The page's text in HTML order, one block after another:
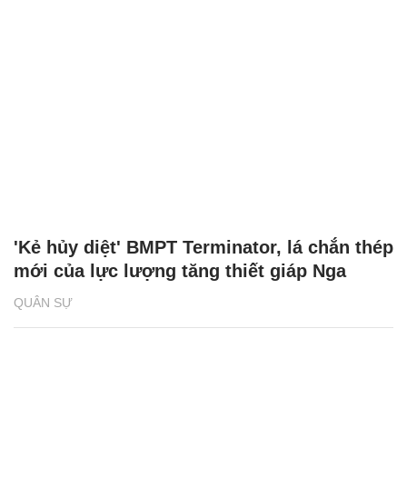
QUÂN SỰ
'Kẻ hủy diệt' BMPT Terminator, lá chắn thép
mới của lực lượng tăng thiết giáp Nga